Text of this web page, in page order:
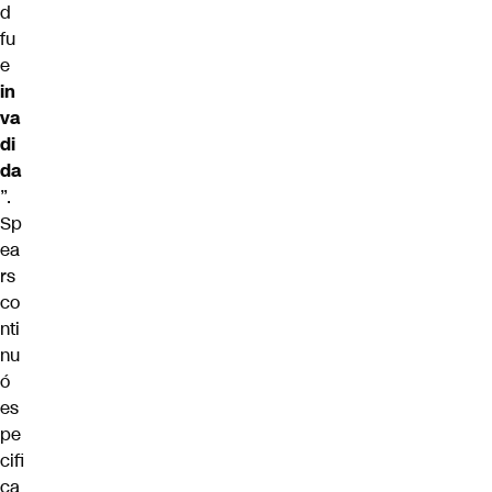
d
fu
e
in
va
di
da
”.
Sp
ea
rs
co
nti
nu
ó
es
pe
cifi
ca